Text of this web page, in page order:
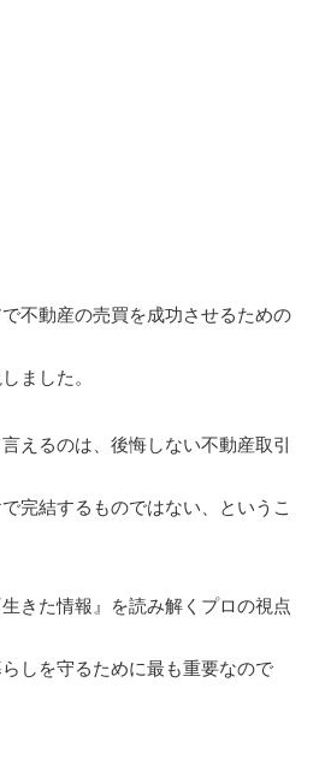
不動産の売買を成功させるための
ました。
えるのは、後悔しない不動産取引
完結するものではない、というこ
きた情報』を読み解くプロの視点
しを守るために最も重要なので